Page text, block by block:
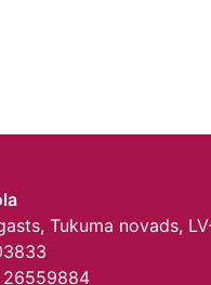
Tukuma novads,
26559884